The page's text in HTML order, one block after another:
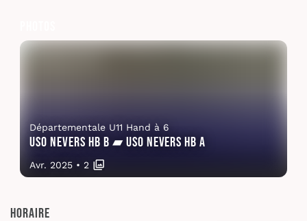
Départementale U11 Hand à 6
USO Nevers HB B ▰ USO Nevers HB A
Avr. 2025 • 2
Horaire